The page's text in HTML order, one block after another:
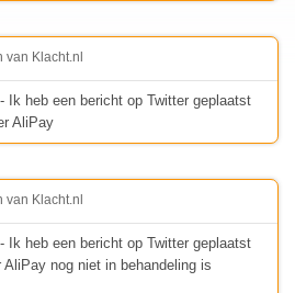
van Klacht.nl
- Ik heb een bericht op Twitter geplaatst
AliPay
van Klacht.nl
- Ik heb een bericht op Twitter geplaatst
nog niet in behandeling is